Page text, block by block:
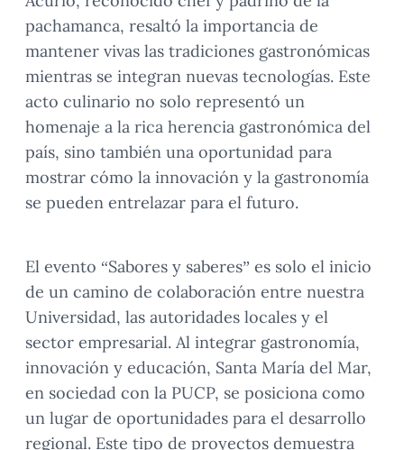
pachamanca, resaltó la importancia de
mantener vivas las tradiciones gastronómicas
mientras se integran nuevas tecnologías. Este
acto culinario no solo representó un
homenaje a la rica herencia gastronómica del
país, sino también una oportunidad para
mostrar cómo la innovación y la gastronomía
se pueden entrelazar para el futuro.
El evento “Sabores y saberes” es solo el inicio
de un camino de colaboración entre nuestra
Universidad, las autoridades locales y el
sector empresarial. Al integrar gastronomía,
innovación y educación, Santa María del Mar,
en sociedad con la PUCP, se posiciona como
un lugar de oportunidades para el desarrollo
regional. Este tipo de proyectos demuestra